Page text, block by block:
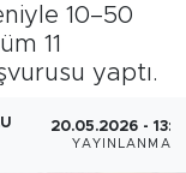
10–50
11
yaptı.
20.05.2026 -
YAYINLANMA